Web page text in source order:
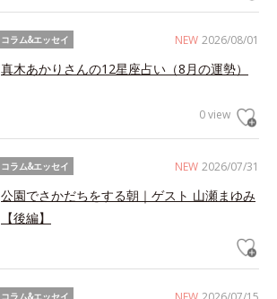
NEW 2026/08/01
コラム&エッセイ
真木あかりさんの12星座占い（8月の運勢）
0 view
NEW 2026/07/31
コラム&エッセイ
公園でさかだちをする朝｜ゲスト 山瀬まゆみ
【後編】
コラム&エッセイ